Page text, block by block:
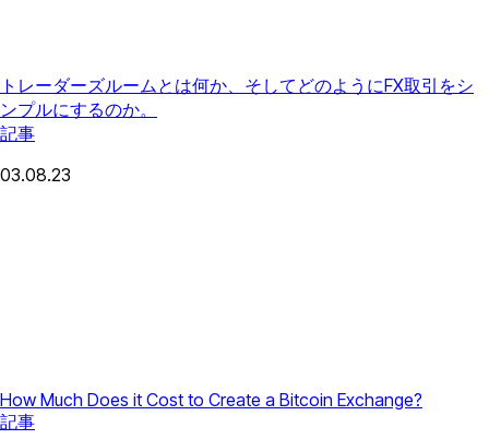
トレーダーズルームとは何か、そしてどのようにFX取引をシ
ンプルにするのか。
記事
03.08.23
How Much Does it Cost to Create a Bitcoin Exchange?
記事